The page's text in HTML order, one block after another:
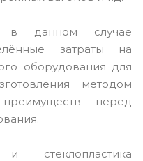
данном случае
затраты на
оборудования для
методом
перед
стеклопластика